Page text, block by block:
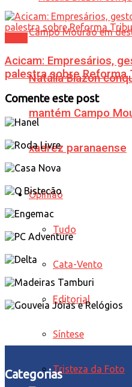
Natália Biazon
mantém Campo
xadrez paranaense
Opinião
Tudo
Cata-Vento
Editorial
Síntese
Tristeza da Foto
Acicam: Empresários,
palestra sobre Reforma
Comente este post
Categorias